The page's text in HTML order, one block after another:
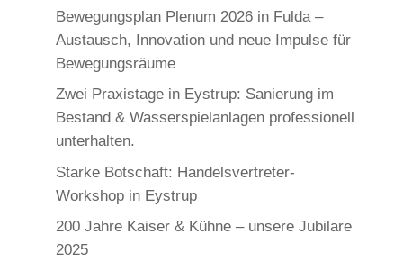
Bewegungsplan Plenum 2026 in Fulda –
Austausch, Innovation und neue Impulse für
Bewegungsräume
Zwei Praxistage in Eystrup: Sanierung im
Bestand & Wasserspielanlagen professionell
unterhalten.
Starke Botschaft: Handelsvertreter-
Workshop in Eystrup
200 Jahre Kaiser & Kühne – unsere Jubilare
2025